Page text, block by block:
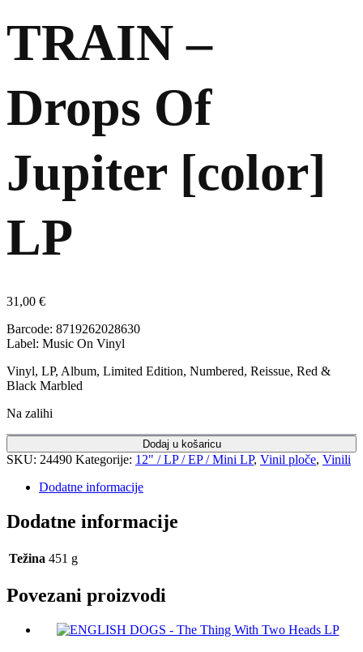
TRAIN –
Drops Of
Jupiter [color]
LP
31,00 €
Barcode: 8719262028630
Label: Music On Vinyl
Vinyl, LP, Album, Limited Edition, Numbered, Reissue, Red &
Black Marbled
Na zalihi
Dodaj u košaricu
SKU: 24490 Kategorije: 12" / LP / EP / Mini LP, Vinil ploče, Vinili
Dodatne informacije
Dodatne informacije
Težina 451 g
Povezani proizvodi